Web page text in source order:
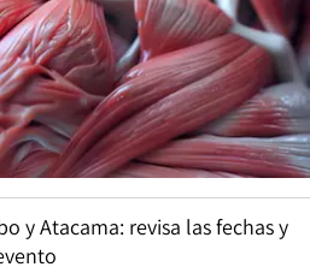
y Atacama: revisa las fechas y